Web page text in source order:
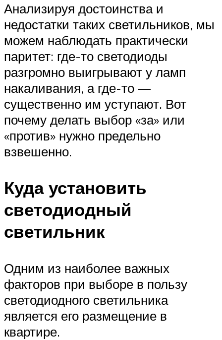
Анализируя достоинства и
недостатки таких светильников, мы
можем наблюдать практически
паритет: где-то светодиоды
разгромно выигрывают у ламп
накаливания, а где-то —
существенно им уступают. Вот
почему делать выбор «за» или
«против» нужно предельно
взвешенно.
Куда установить
светодиодный
светильник
Одним из наиболее важных
факторов при выборе в пользу
светодиодного светильника
является его размещение в
квартире.